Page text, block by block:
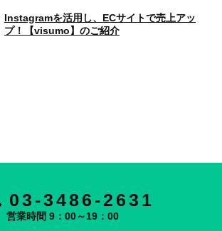
Instagramを活用し、ECサイトで売上アッ
プ！【visumo】のご紹介
03-3486-2631
営業時間 9：00～19：00